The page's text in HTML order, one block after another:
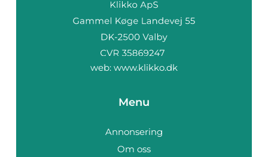
web: www.klikko.dk
Menu
Annonsering
Om oss